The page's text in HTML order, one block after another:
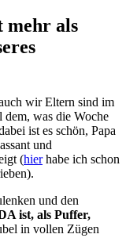
mehr als
wir Eltern sind im
was die Woche
ist es schön, Papa
und
(hierhabe ich schon
und den
ist, als Puffer,
in vollen Zügen